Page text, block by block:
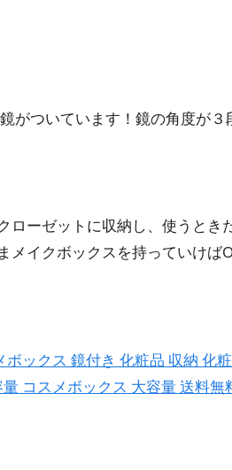
がついています！鏡の角度が３
ーゼットに収納し、使うとき
メイクボックスを持っていけば
ックス 鏡付き 化粧品 収納 化
コスメボックス 大容量 送料